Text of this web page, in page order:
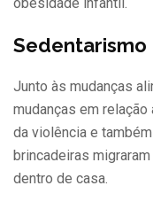
Sedentarismo
Junto às mudanças
mudanças em
da violência e
brincadeiras
dentro de casa.